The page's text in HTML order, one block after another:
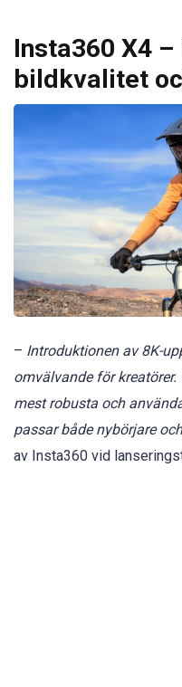
Insta360 X4
bildkvalitet
– Introduktionen av 8K-
omvälvande för
mest robusta och
passar både nybörjare
av Insta360 vid